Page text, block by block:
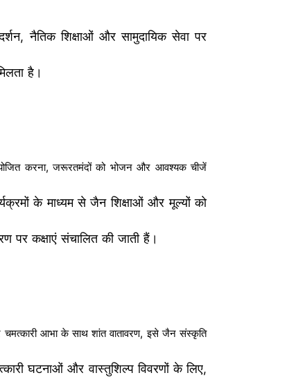
नैतिक शिक्षाओं और सामुदायिक सेवा पर
है।
करना, जरूरतमंदों को भोजन और आवश्यक चीजें
के माध्यम से जैन शिक्षाओं और मूल्यों को
पर कक्षाएं संचालित की जाती हैं।
आभा के साथ शांत वातावरण, इसे जैन संस्कृति
घटनाओं और वास्तुशिल्प विवरणों के लिए,